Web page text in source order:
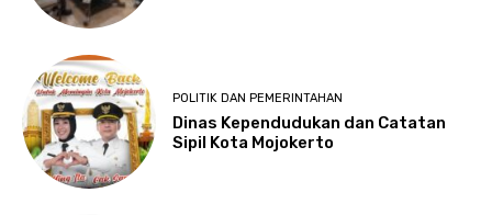
POLITIK DAN PEMERINTAHAN
Dinas Kependudukan dan Catatan
Sipil Kota Mojokerto